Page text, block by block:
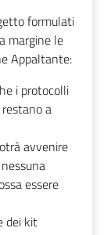
formulati
margine le
Appaltante:
i protocolli
a
avvenire
essere
dei kit